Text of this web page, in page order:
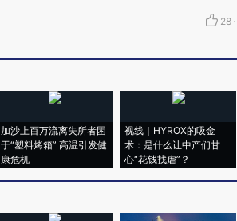
28 ·
加沙上百万流离失所者困
于“塑料烤箱” 高温引发健
康危机
视线｜HYROX的吸金
术：是什么让中产们甘
心“花钱找虐”？